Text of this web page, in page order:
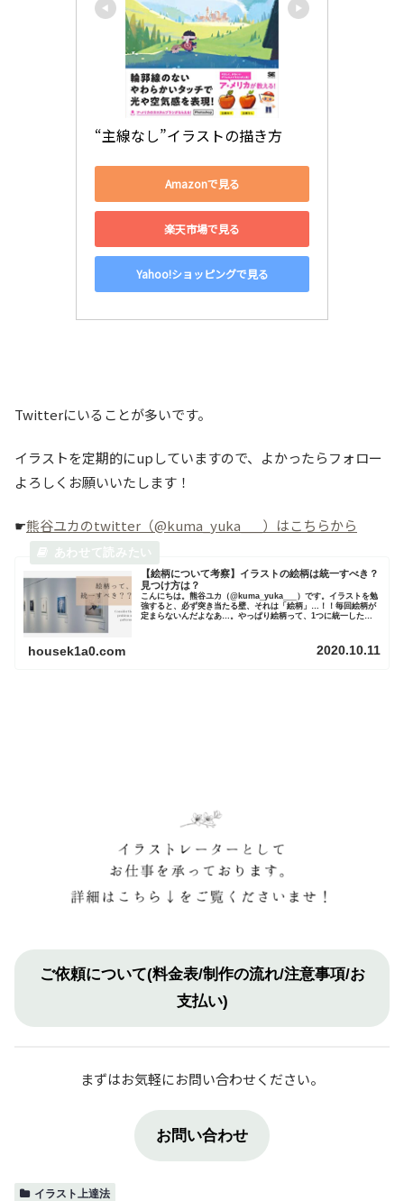
“主線なし”イラストの描き方
Amazonで見る
楽天市場で見る
Yahoo!ショッピングで見る
Twitterにいることが多いです。
イラストを定期的にupしていますので、よかったらフォロー
よろしくお願いいたします！
☛熊谷ユカのtwitter（@kuma_yuka___）はこちらから
【絵柄について考察】イラストの絵柄は統一すべき？
見つけ方は？
こんにちは。熊谷ユカ（@kuma_yuka___）です。イラストを勉
強すると、必ず突き当たる壁、それは「絵柄」…！！毎回絵柄が
定まらないんだよなあ…。やっぱり絵柄って、1つに統一したほ
housek1a0.com 2020.10.11
ご依頼について(料金表/制作の流れ/注意事項/お
支払い)
まずはお気軽にお問い合わせください。
お問い合わせ
イラスト上達法